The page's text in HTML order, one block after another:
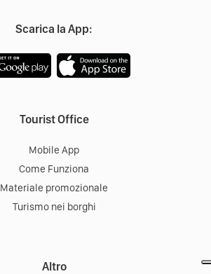
Scarica la App:
Tourist Office
Mobile App
Come Funziona
Materiale promozionale
Turismo nei borghi
Altro